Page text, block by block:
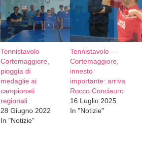
Tennistavolo
Cortemaggiore,
pioggia di
medaglie ai
campionati
regionali
28 Giugno 2022
In "Notizie"
Tennistavolo –
Cortemaggiore,
innesto
importante: arriva
Rocco Conciauro
16 Luglio 2025
In "Notizie"